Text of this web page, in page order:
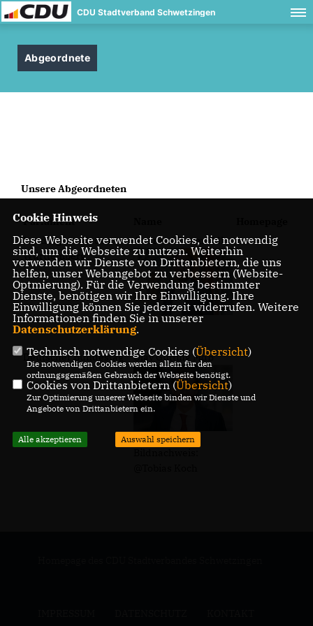
CDU Stadtverband Schwetzingen
Abgeordnete
Unsere Abgeordneten
Parlament
Landtag von Baden-
Württemberg
Andreas Sturm MdL
Deutscher Bundestag Olav Gutting MdB
Cookie Hinweis
Diese Webseite verwendet Cookies, die notwendig
sind, um die Webseite zu nutzen. Weiterhin
verwenden wir Dienste von Drittanbietern, die uns
helfen, unser Webangebot zu verbessern (Website-
Optmierung). Für die Verwendung bestimmter
Dienste, benötigen wir Ihre Einwilligung. Ihre
Einwilligung können Sie jederzeit widerrufen. Weitere
Informationen finden Sie in unserer
Datenschutzerklärung.
Technisch notwendige Cookies (Übersicht)
Die notwendigen Cookies werden allein für den
ordnungsgemäßen Gebrauch der Webseite benötigt.
Cookies von Drittanbietern (Übersicht)
Zur Optimierung unserer Webseite binden wir Dienste und
Angebote von Drittanbietern ein.
Alle akzeptieren Auswahl speichern